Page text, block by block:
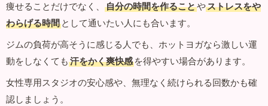
痩せることだけでなく、
自分の時間を作ることやストレスをや
わらげる時間 として通いたい人にも合います。
ジムの負荷が高そうに感じる人でも、ホットヨガなら激しい運
動をしなくても 汗をかく爽快感 を得やすい場合があります。
女性専用スタジオの安心感や、無理なく続けられる回数かも確
認しましょう。